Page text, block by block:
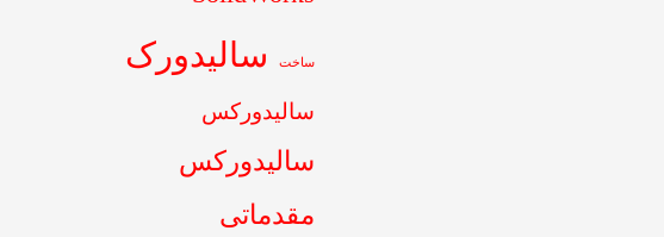
ساخت سالیدورک
سالیدورکس
سالیدورکس
مقدماتی